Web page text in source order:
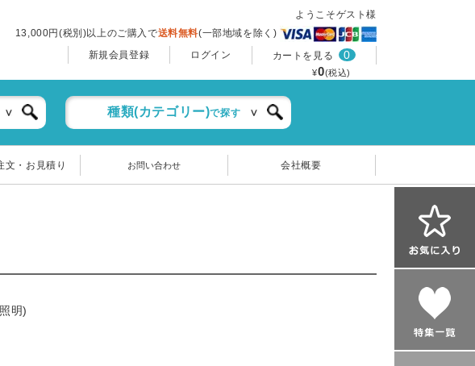
ようこそゲスト様
13,000円(税別)以上のご購入で送料無料(一部地域を除く)
新規会員登録
ログイン カートを見る 0
¥0(税込)
種類(カテゴリー)で探す
文・お見積り お問い合わせ 会社概要
明)